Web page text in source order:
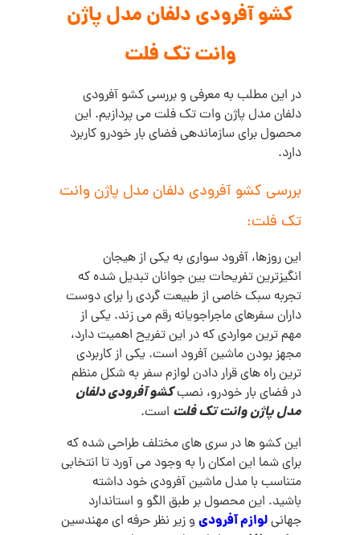
کشو آفرودی دلفان مدل پاژن
وانت تک فلت
در این مطلب به معرفی و بررسی کشو آفرودی
دلفان مدل پاژن وات تک فلت می پردازیم. این
محصول برای سازماندهی فضای بار خودرو کاربرد
دارد.
بررسی کشو آفرودی دلفان مدل پاژن وانت
تک فلت:
این روزها، آفرود سواری به یکی از هیجان
انگیزترین تفریحات بین جوانان تبدیل شده که
تجربه سبک خاصی از طبیعت گردی را برای دوست
داران سفرهای ماجراجویانه رقم می زند. یکی از
مهم ترین مواردی که در این تفریح اهمیت دارد،
مجهز بودن ماشین آفرود است. یکی از کاربردی
ترین راه های قرار دادن لوازم سفر به شکل منظم
در فضای بار خودرو، نصبکشو آفرودی دلفان
مدل پاژن وانت تک فلت است.
این کشو ها در سری های مختلف طراحی شده که
برای شما این امکان را به وجود می آورد تا انتخابی
متناسب با مدل ماشین آفرودی خود داشته
باشید. این محصول بر طبق الگو و استاندارد
جهانیلوازم آفرودیو زیر نظر حرفه ای مهندسین